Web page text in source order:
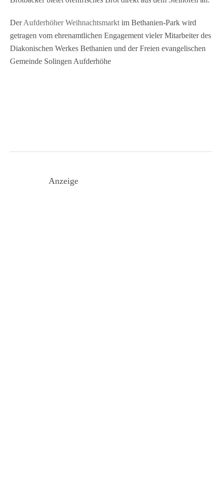
DerAufderhöher Weihnachtsmarkt im Bethanien-Park wird
getragen vom ehrenamtlichen Engagement vieler Mitarbeiter des
Diakonischen Werkes Bethanien und der Freien evangelischen
Gemeinde Solingen Aufderhöhe
Anzeige